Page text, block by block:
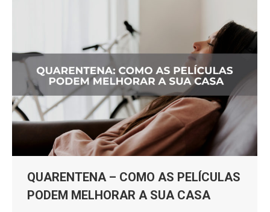
QUARENTENA – COMO AS PELÍCULAS
PODEM MELHORAR A SUA CASA